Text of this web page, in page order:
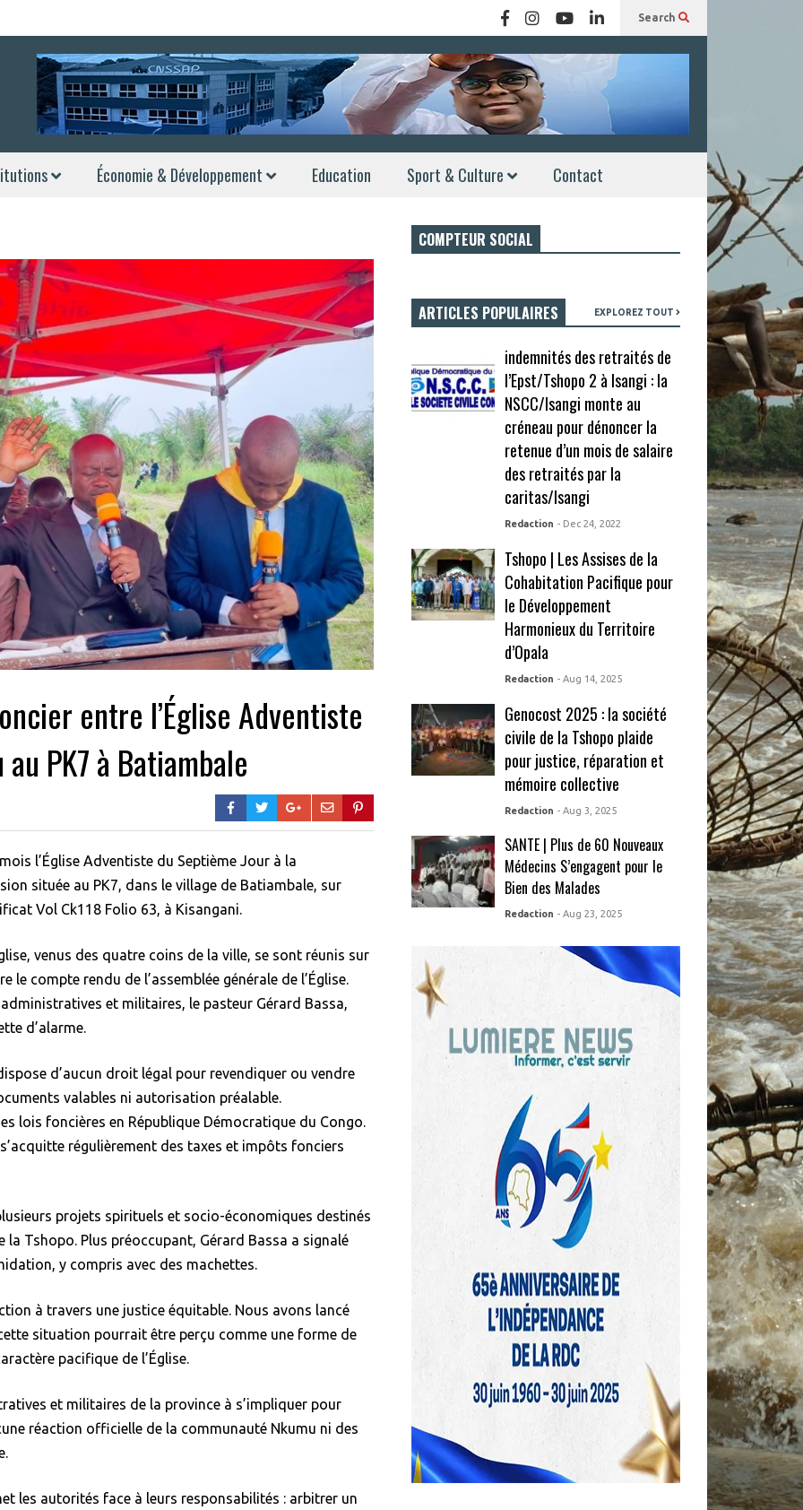
Search
Économie & Développement Education Sport & Culture Contact
entre l’Église Adventiste
PK7 à Batiambale
l’Église Adventiste du Septième Jour à la
située au PK7, dans le village de Batiambale, sur
Vol Ck118 Folio 63, à Kisangani.
venus des quatre coins de la ville, se sont réunis sur
le compte rendu de l’assemblée générale de l’Église.
et militaires, le pasteur Gérard Bassa,
d’alarme.
d’aucun droit légal pour revendiquer ou vendre
valables ni autorisation préalable.
lois foncières en République Démocratique du Congo.
régulièrement des taxes et impôts fonciers
projets spirituels et socio-économiques destinés
Tshopo. Plus préoccupant, Gérard Bassa a signalé
y compris avec des machettes.
à travers une justice équitable. Nous avons lancé
situation pourrait être perçu comme une forme de
pacifique de l’Église.
et militaires de la province à s’impliquer pour
réaction officielle de la communauté Nkumu ni des
les autorités face à leurs responsabilités : arbitrer un
COMPTEUR SOCIAL
ARTICLES POPULAIRES EXPLOREZ TOUT
indemnités des retraités de
l’Epst/Tshopo 2 à Isangi : la
NSCC/Isangi monte au
créneau pour dénoncer la
retenue d’un mois de salaire
des retraités par la
caritas/Isangi
Redaction - Dec 24, 2022
Tshopo | Les Assises de la
Cohabitation Pacifique pour
le Développement
Harmonieux du Territoire
d’Opala
Redaction - Aug 14, 2025
Genocost 2025 : la société
civile de la Tshopo plaide
pour justice, réparation et
mémoire collective
Redaction - Aug 3, 2025
SANTE | Plus de 60 Nouveaux
Médecins S’engagent pour le
Bien des Malades
Redaction - Aug 23, 2025